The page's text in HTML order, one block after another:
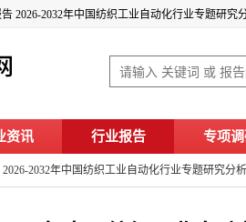
资讯 行业报告 专项
2026-2032年中国纺织工业自动化行业专题研究分